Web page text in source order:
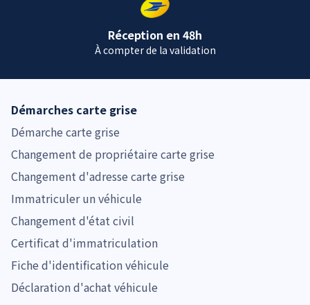
Réception en 48h
À compter de la validation
Démarches carte grise
Démarche carte grise
Changement de propriétaire carte grise
Changement d'adresse carte grise
Immatriculer un véhicule
Changement d'état civil
Certificat d'immatriculation
Fiche d'identification véhicule
Déclaration d'achat véhicule